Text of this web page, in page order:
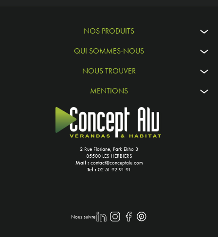
NOS PRODUITS
QUI SOMMES-NOUS
NOUS TROUVER
MENTIONS
2 Rue Floriane, Park Ekho 3
85500 LES HERBIERS
Mail : contact@conceptalu.com
Tel : 02 51 92 91 91
Nous suivre